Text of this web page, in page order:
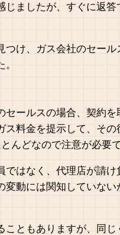
じましたが、すぐに返答
つけ、ガス会社のセール
ールスの場合、契約を
ス料金を提示して、その
んどなので注意が必要で
ではなく、代理店が請け
変動には関知していない
こともありますが、同じ